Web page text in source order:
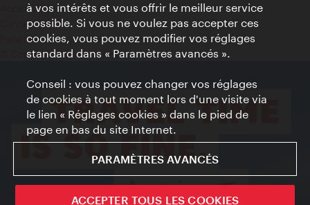
Accessibilité
Contact presse
Paramètres de cookies
© Copyright WienTourismus
à vos intérêts et vous offrir le meilleur service
possible. Si vous ne voulez pas accepter ces
cookies, vous pouvez modifier vos réglages
standard dans « Paramètres avancés ».
Conseil : vous pouvez changer vos réglages
de cookies à tout moment lors d'une visite via
le lien « Réglages cookies » dans le pied de
page en bas du site Internet.
PARAMÈTRES AVANCÉS
ACCEPTER TOUS LES COOKIES